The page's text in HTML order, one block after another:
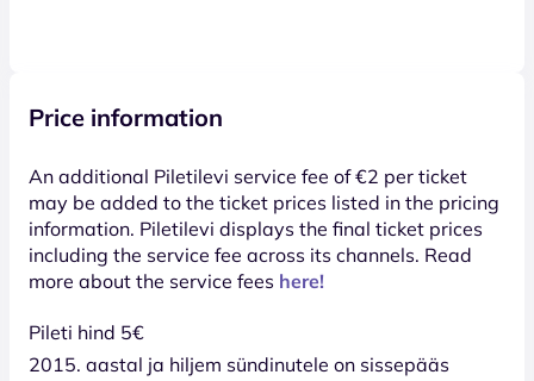
Price information
An additional Piletilevi service fee of €2 per ticket
may be added to the ticket prices listed in the pricing
information. Piletilevi displays the final ticket prices
including the service fee across its channels. Read
more about the service fees here!
Pileti hind 5€
2015. aastal ja hiljem sündinutele on sissepääs